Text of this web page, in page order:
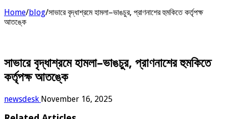
Home/blog/সাভারে বৃদ্ধাশ্রমে হামলা–ভাঙচুর, প্রাণনাশের হুমকিতে কর্তৃপক্ষ
আতঙ্কে
সাভারে বৃদ্ধাশ্রমে হামলা–ভাঙচুর, প্রাণনাশের হুমকিতে
কর্তৃপক্ষ আতঙ্কে
newsdesk November 16, 2025